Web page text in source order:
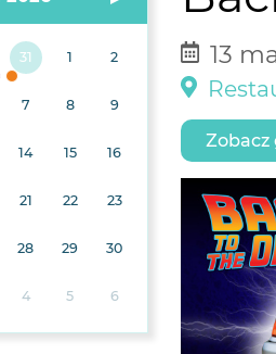
13
Zobacz
31 1 2
7 8 9
14 15 16
21 22 23
28 29 30
4 5 6